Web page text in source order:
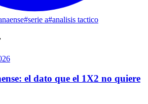
#serie a#analisis tactico
el dato que el 1X2 no quiere